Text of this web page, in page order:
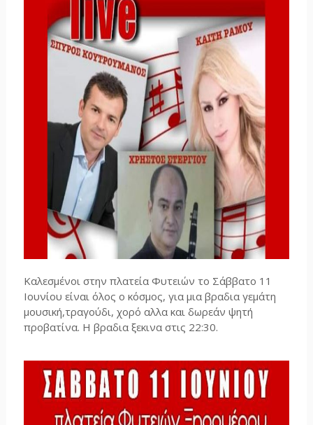
Καλεσμένοι στην πλατεία Φυτειών το Σάββατο 11
Ιουνίου είναι όλος ο κόσμος, για μια βραδια γεμάτη
μουσική,τραγούδι, χορό αλλα και δωρεάν ψητή
προβατίνα. Η βραδια ξεκινα στις 22:30.